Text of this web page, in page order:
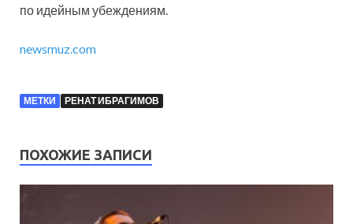
по идейным убеждениям.
newsmuz.com
МЕТКИ РЕНАТ ИБРАГИМОВ
ПОХОЖИЕ ЗАПИСИ